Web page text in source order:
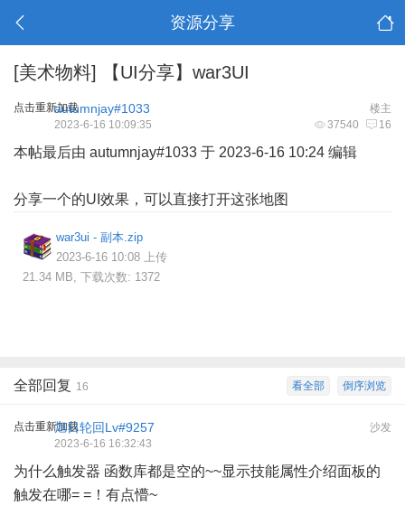
资源分享
[美术物料] 【UI分享】war3UI
点击重新加载 楼主
autumnjay#1033
37540 16
2023-6-16 10:09:35
本帖最后由 autumnjay#1033 于 2023-6-16 10:24 编辑
分享一个的UI效果，可以直接打开这张地图
war3ui - 副本.zip
2023-6-16 10:08 上传
21.34 MB, 下载次数: 1372
倒序浏览
看全部
全部回复 16
点击重新加载 沙发
旭日轮回Lv#9257
2023-6-16 16:32:43
为什么触发器 函数库都是空的~~显示技能属性介绍面板的
触发在哪= =！有点懵~